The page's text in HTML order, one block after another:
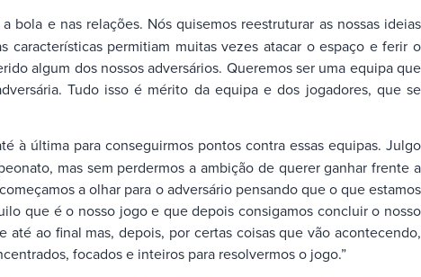
bola e nas relações. Nós quisemos reestruturar as nossas ideias
características permitiam muitas vezes atacar o espaço e ferir o
algum dos nossos adversários. Queremos ser uma equipa que
Tudo isso é mérito da equipa e dos jogadores, que se
à última para conseguirmos pontos contra essas equipas. Julgo
mas sem perdermos a ambição de querer ganhar frente a
a olhar para o adversário pensando que o que estamos
que é o nosso jogo e que depois consigamos concluir o nosso
ao final mas, depois, por certas coisas que vão acontecendo,
focados e inteiros para resolvermos o jogo.”